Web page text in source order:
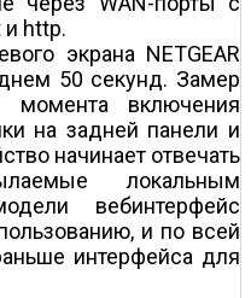
http.
экрана NETGEAR
50 секунд. Замер
момента включения
на задней панели и
начинает отвечать
локальным
веб­интерфейс
и по всей
интерфейса для